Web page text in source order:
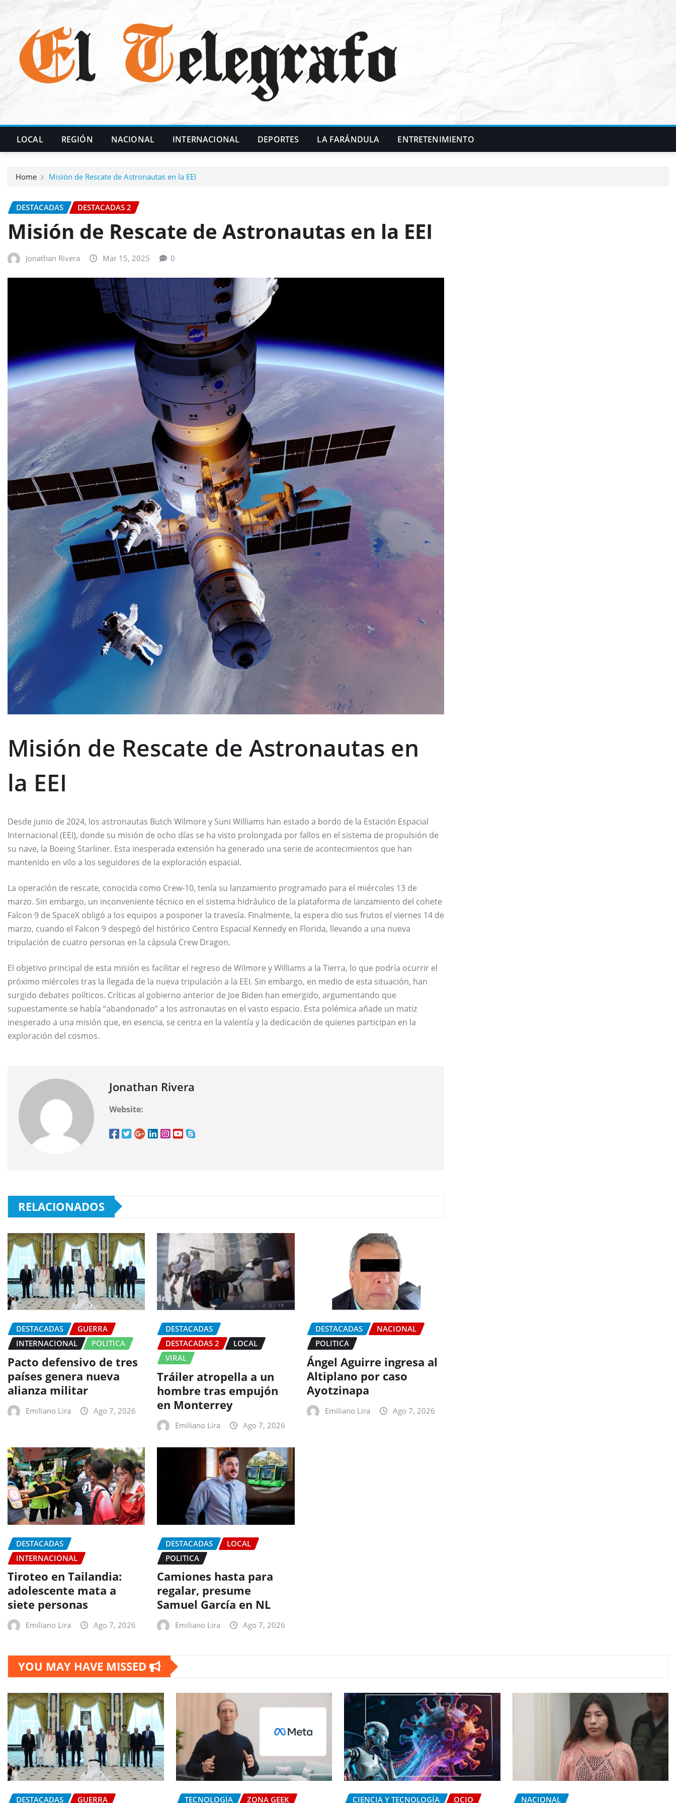
LOCAL REGIÓN NACIONAL INTERNACIONAL DEPORTES LA FARÁNDULA ENTRETENIMIENTO
Home Misión de Rescate de Astronautas en la EEI
DESTACADAS DESTACADAS 2
Misión de Rescate de Astronautas en la EEI
Jonathan Rivera Mar 15, 2025 0
Misión de Rescate de Astronautas en
la EEI
Desde junio de 2024, los astronautas Butch Wilmore y Suni Williams han estado a bordo de la Estación Espacial
Internacional (EEI), donde su misión de ocho días se ha visto prolongada por fallos en el sistema de propulsión de
su nave, la Boeing Starliner. Esta inesperada extensión ha generado una serie de acontecimientos que han
mantenido en vilo a los seguidores de la exploración espacial.
La operación de rescate, conocida como Crew-10, tenía su lanzamiento programado para el miércoles 13 de
marzo. Sin embargo, un inconveniente técnico en el sistema hidráulico de la plataforma de lanzamiento del cohete
Falcon 9 de SpaceX obligó a los equipos a posponer la travesía. Finalmente, la espera dio sus frutos el viernes 14 de
marzo, cuando el Falcon 9 despegó del histórico Centro Espacial Kennedy en Florida, llevando a una nueva
tripulación de cuatro personas en la cápsula Crew Dragon.
El objetivo principal de esta misión es facilitar el regreso de Wilmore y Williams a la Tierra, lo que podría ocurrir el
próximo miércoles tras la llegada de la nueva tripulación a la EEI. Sin embargo, en medio de esta situación, han
surgido debates políticos. Críticas al gobierno anterior de Joe Biden han emergido, argumentando que
supuestamente se había “abandonado” a los astronautas en el vasto espacio. Esta polémica añade un matiz
inesperado a una misión que, en esencia, se centra en la valentía y la dedicación de quienes participan en la
exploración del cosmos.
Jonathan Rivera
Website:
RELACIONADOS
DESTACADAS
GUERRA
INTERNACIONAL
POLITICA
Pacto defensivo de tres
países genera nueva
alianza militar
Emiliano Lira Ago 7, 2026
DESTACADAS
DESTACADAS 2
LOCAL
VIRAL
Tráiler atropella a un
hombre tras empujón
en Monterrey
Emiliano Lira Ago 7, 2026
DESTACADAS
NACIONAL
POLITICA
Ángel Aguirre ingresa al
Altiplano por caso
Ayotzinapa
Emiliano Lira Ago 7, 2026
DESTACADAS
INTERNACIONAL
Tiroteo en Tailandia:
adolescente mata a
siete personas
Emiliano Lira Ago 7, 2026
DESTACADAS
LOCAL
POLITICA
Camiones hasta para
regalar, presume
Samuel García en NL
Emiliano Lira Ago 7, 2026
YOU MAY HAVE MISSED
DESTACADAS GUERRA TECNOLOGÍA ZONA GEEK CIENCIA Y TECNOLOGÍA OCIO NACIONAL